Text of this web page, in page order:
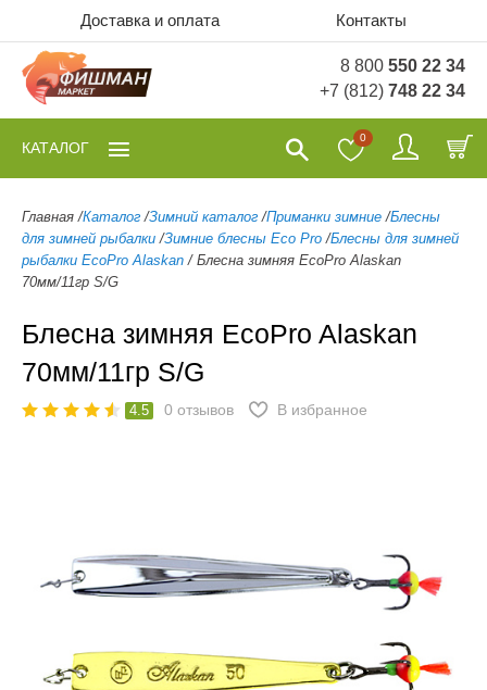
Доставка и оплата Контакты
8 800 550 22 34
+7 (812) 748 22 34
0
КАТАЛОГ
Главная /Каталог /Зимний каталог /Приманки зимние /Блесны
для зимней рыбалки /Зимние блесны Eco Pro /Блесны для зимней
рыбалки EcoPro Alaskan / Блесна зимняя EcoPro Alaskan
70мм/11гр S/G
Блесна зимняя EcoPro Alaskan
70мм/11гр S/G
4.5 0 отзывов В избранное